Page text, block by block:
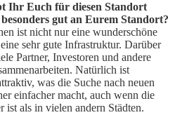
Ihr Euch für diesen Standort
gut an Eurem Standort?
ist nicht nur eine wunderschöne
sehr gute Infrastruktur. Darüber
Partner, Investoren und andere
Natürlich ist
was die Suche nach neuen
einfacher macht, auch wenn die
als in vielen andern Städten.